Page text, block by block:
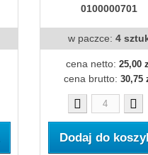
0100000701
w paczce: 4
cena netto: 25,00
cena brutto: 30,75
Dodaj do